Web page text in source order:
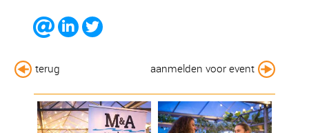
terug aanmelden voor event